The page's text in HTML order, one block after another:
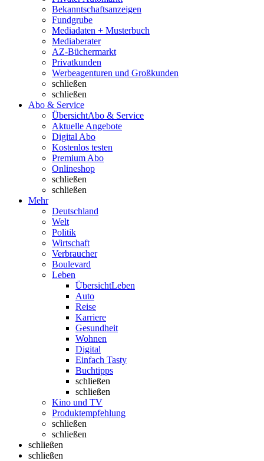
Bekanntschaftsanzeigen
Fundgrube
Mediadaten + Musterbuch
Mediaberater
AZ-Büchermarkt
Privatkunden
Werbeagenturen und Großkunden
schließen
schließen
Abo & Service
ÜbersichtAbo & Service
Aktuelle Angebote
Digital Abo
Kostenlos testen
Premium Abo
Onlineshop
schließen
schließen
Mehr
Deutschland
Welt
Politik
Wirtschaft
Verbraucher
Boulevard
Leben
ÜbersichtLeben
Auto
Reise
Karriere
Gesundheit
Wohnen
Digital
Einfach Tasty
Buchtipps
schließen
schließen
Kino und TV
Produktempfehlung
schließen
schließen
schließen
schließen